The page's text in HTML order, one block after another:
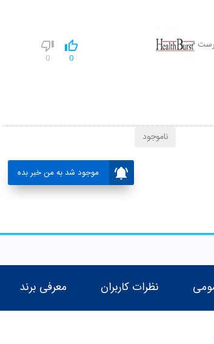
0
0
موجود شد به من خبر بده
ناموجود
نظرات کاربران معرفی برند